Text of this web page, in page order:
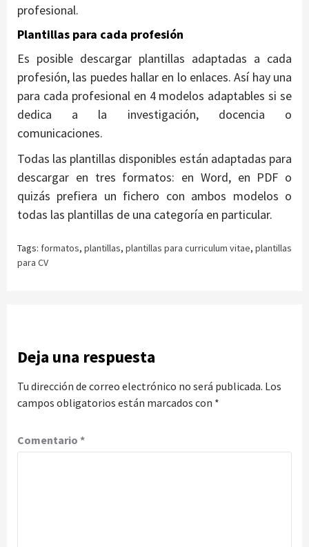
profesional.
Plantillas para cada profesión
Es posible descargar plantillas adaptadas a cada
profesión, las puedes hallar en lo enlaces. Así hay una
para cada profesional en 4 modelos adaptables si se
dedica a la investigación, docencia o
comunicaciones.
Todas las plantillas disponibles están adaptadas para
descargar en tres formatos: en Word, en PDF o
quizás prefiera un fichero con ambos modelos o
todas las plantillas de una categoría en particular.
Tags: formatos, plantillas, plantillas para curriculum vitae, plantillas
para CV
Deja una respuesta
Tu dirección de correo electrónico no será publicada. Los
campos obligatorios están marcados con *
Comentario *